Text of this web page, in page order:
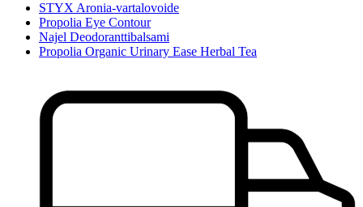
STYX Aronia-vartalovoide
Propolia Eye Contour
Najel Deodoranttibalsami
Propolia Organic Urinary Ease Herbal Tea